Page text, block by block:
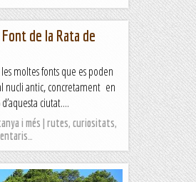
de la Rata de
moltes fonts que es poden
nucli antic, concretament en
ciutat....
i més | rutes, curiositats,